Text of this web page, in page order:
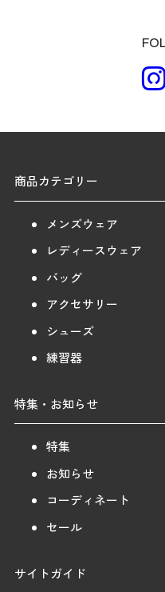
商品カテゴリー
メンズウェア
レディースウェア
バッグ
アクセサリー
シューズ
練習器
特集・お知らせ
特集
お知らせ
コーディネート
セール
サイトガイド